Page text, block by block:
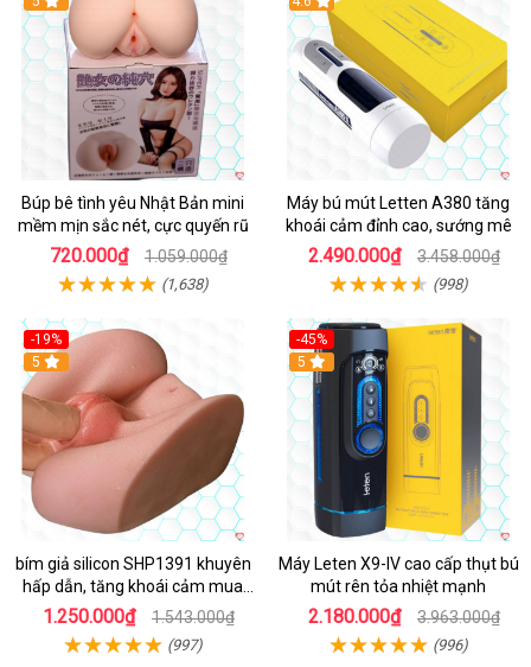
Búp bê tình yêu Nhật Bản mini
mềm mịn sắc nét, cực quyến rũ
720.000₫ 1.059.000₫
(1,638)
Máy bú mút Letten A380 tăng
khoái cảm đỉnh cao, sướng mê
2.490.000₫ 3.458.000₫
(998)
-19%
Hot
5
bím giả silicon SHP1391 khuyên
hấp dẫn, tăng khoái cảm mua
ngay
1.250.000₫ 1.543.000₫
(997)
-45%
Hot
5
Máy Leten X9-IV cao cấp thụt bú
mút rên tỏa nhiệt mạnh
2.180.000₫ 3.963.000₫
(996)